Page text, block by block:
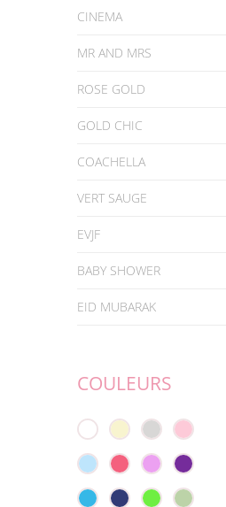
CINEMA
MR AND MRS
ROSE GOLD
GOLD CHIC
COACHELLA
VERT SAUGE
EVJF
BABY SHOWER
EID MUBARAK
COULEURS